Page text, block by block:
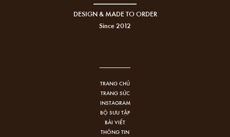
DESIGN & MADE TO ORDER
Since 2012
TRANG CHỦ
TRANG SỨC
INSTAGRAM
BỘ SƯU TẬP
BÀI VIẾT
THÔNG TIN